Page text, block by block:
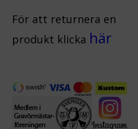
För att returnera en
produkt klicka här